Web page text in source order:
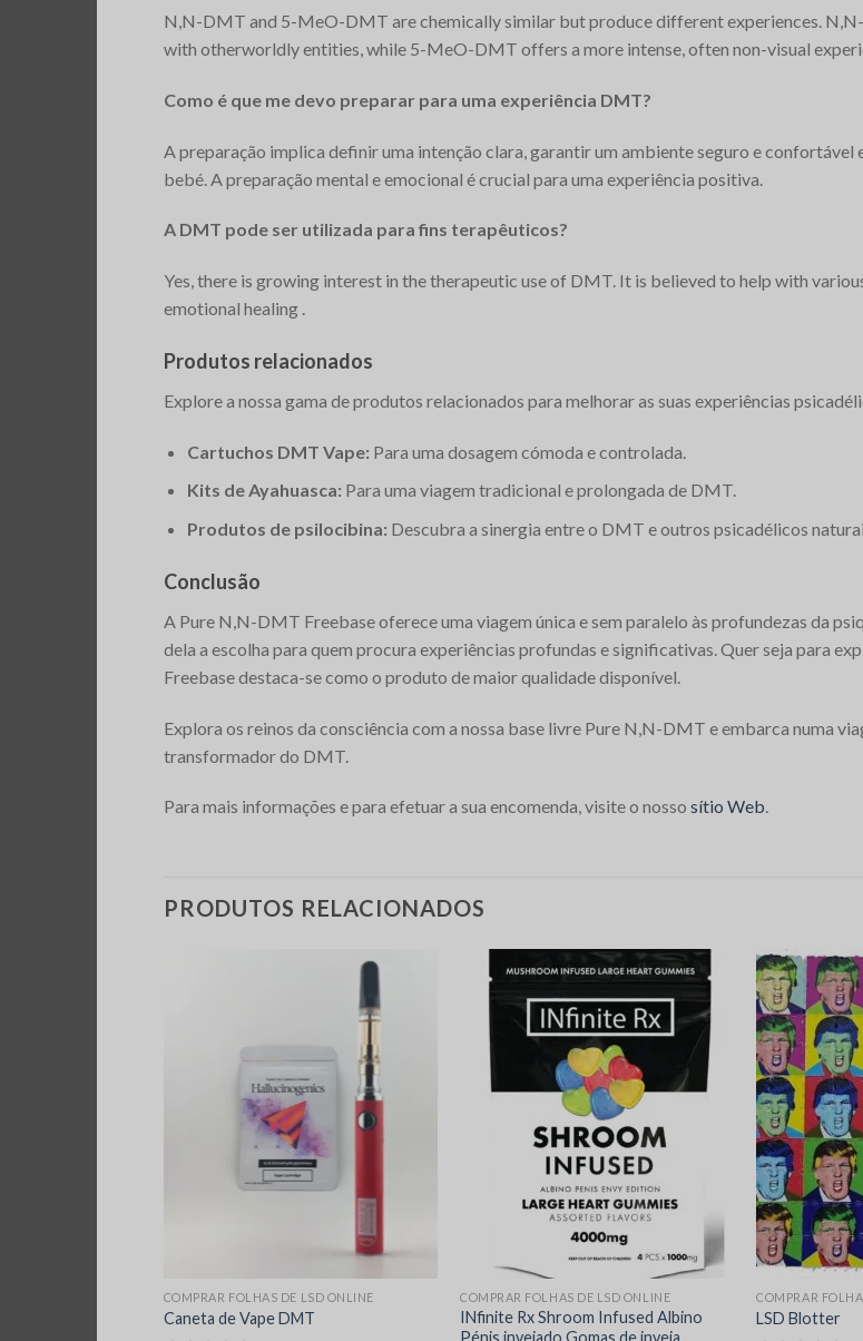
N,N-DMT and 5-MeO-DMT are chemically similar but produce different experiences.
with otherworldly entities, while 5-MeO-DMT offers a more intense, often non-visual
Como é que me devo preparar para uma experiência DMT?
A preparação implica definir uma intenção clara, garantir um ambiente seguro e confortável
bebé. A preparação mental e emocional é crucial para uma experiência positiva.
A DMT pode ser utilizada para fins terapêuticos?
Yes, there is growing interest in the therapeutic use of DMT. It is believed to help with
emotional healing​ ​.
Produtos relacionados
Explore a nossa gama de produtos relacionados para melhorar as suas experiências
Cartuchos DMT Vape: Para uma dosagem cómoda e controlada.
Kits de Ayahuasca: Para uma viagem tradicional e prolongada de DMT.
Produtos de psilocibina: Descubra a sinergia entre o DMT e outros psicadélicos
Conclusão
A Pure N,N-DMT Freebase oferece uma viagem única e sem paralelo às profundezas da
dela a escolha para quem procura experiências profundas e significativas. Quer seja para
Freebase destaca-se como o produto de maior qualidade disponível.
Explora os reinos da consciência com a nossa base livre Pure N,N-DMT e embarca numa
transformador do DMT.
Para mais informações e para efetuar a sua encomenda, visite o nosso sítio Web.
PRODUTOS RELACIONADOS
COMPRAR FOLHAS DE LSD ONLINE
Caneta de Vape DMT
COMPRAR FOLHAS DE LSD ONLINE
INfinite Rx Shroom Infused Albino
Pénis invejado Gomas de inveja
COMPRAR
LSD Blotter